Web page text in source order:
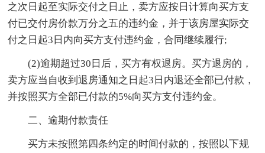
之次日起至实际交付之日止，卖方应按日计算向买方支
付已交付房价款万分之五的违约金，并于该房屋实际交
付之日起3日内向买方支付违约金，合同继续履行;
(2)逾期超过30日后，买方有权退房。买方退房的，
卖方应当自收到退房通知之日起3日内退还全部已付款，
并按照买方全部已付款的5%向买方支付违约金。
二、逾期付款责任
买方未按照第四条约定的时间付款的，按照以下规